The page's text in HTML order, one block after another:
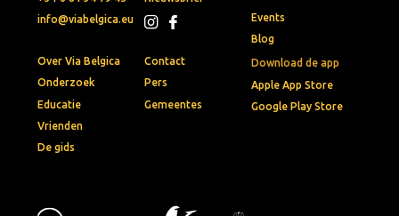
info@viabelgica.eu
Download de app
Apple App Store
Google Play Store
Events
Blog
Over Via Belgica
Onderzoek
Educatie
Vrienden
De gids
Contact
Pers
Gemeentes